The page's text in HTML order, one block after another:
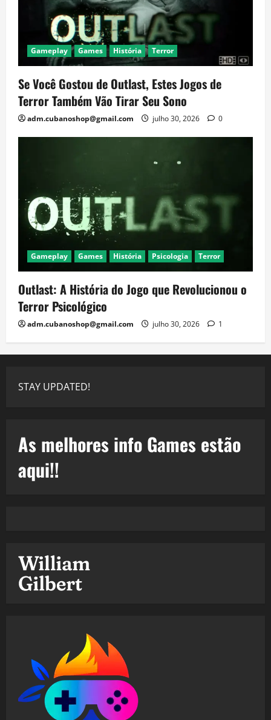
Gameplay Games História Terror
Se Você Gostou de Outlast, Estes Jogos de
Terror Também Vão Tirar Seu Sono
adm.cubanoshop@gmail.com julho 30, 2026 0
Gameplay Games História Psicologia Terror
Outlast: A História do Jogo que Revolucionou o
Terror Psicológico
adm.cubanoshop@gmail.com julho 30, 2026 1
STAY UPDATED!
As melhores info Games estão
aqui!!